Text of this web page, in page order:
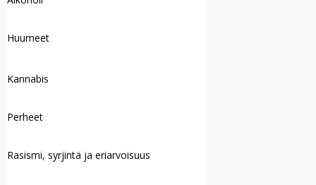
Huumeet
Kannabis
Perheet
Rasismi, syrjintä ja eriarvoisuus